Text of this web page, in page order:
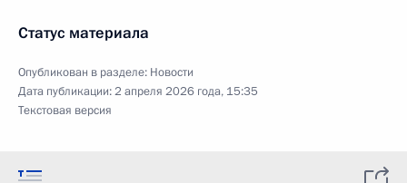
Статус материала
Опубликован в разделе: Новости
Дата публикации:2 апреля 2026 года, 15:35
Текстовая версия